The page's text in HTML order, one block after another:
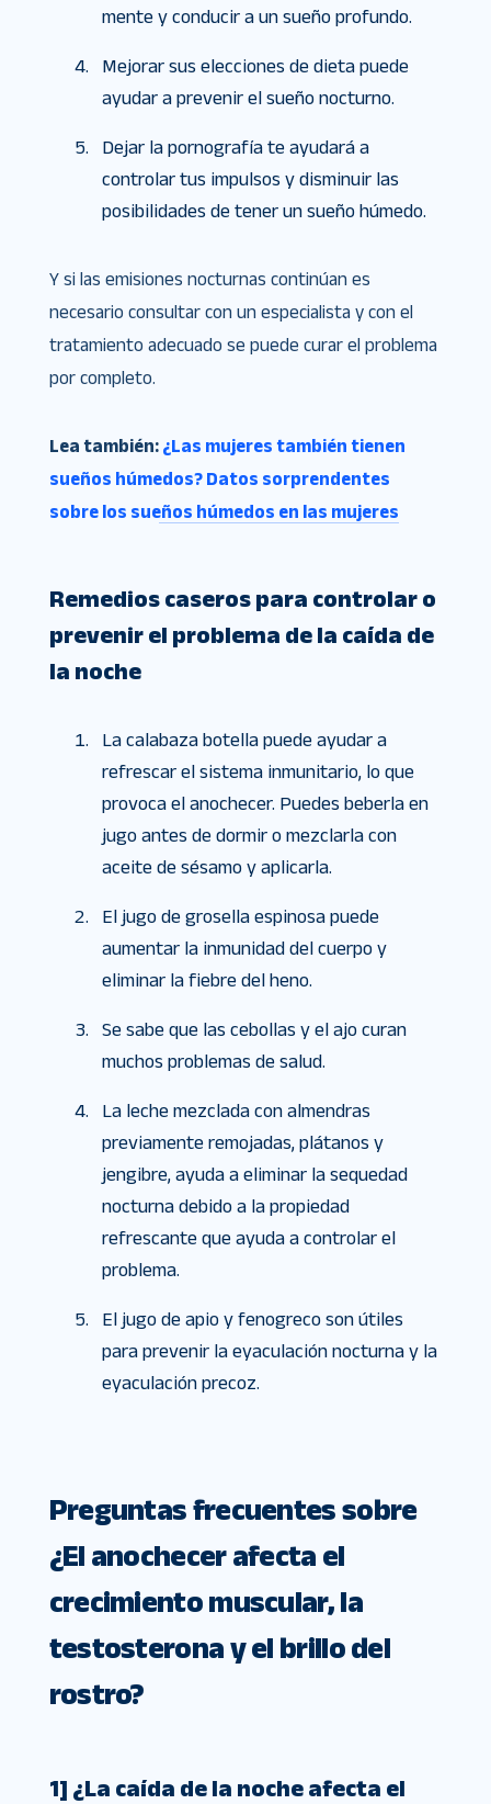
mente y conducir a un sueño profundo.
Mejorar sus elecciones de dieta puede
ayudar a prevenir el sueño nocturno.
Dejar la pornografía te ayudará a
controlar tus impulsos y disminuir las
posibilidades de tener un sueño húmedo.
Y si las emisiones nocturnas continúan es
necesario consultar con un especialista y con el
tratamiento adecuado se puede curar el problema
por completo.
Lea también:¿Las mujeres también tienen
sueños húmedos? Datos sorprendentes
sobre los sueños húmedos en las mujeres
Remedios caseros para controlar o
prevenir el problema de la caída de
la noche
La calabaza botella puede ayudar a
refrescar el sistema inmunitario, lo que
provoca el anochecer. Puedes beberla en
jugo antes de dormir o mezclarla con
aceite de sésamo y aplicarla.
El jugo de grosella espinosa puede
aumentar la inmunidad del cuerpo y
eliminar la fiebre del heno.
Se sabe que las cebollas y el ajo curan
muchos problemas de salud.
La leche mezclada con almendras
previamente remojadas, plátanos y
jengibre, ayuda a eliminar la sequedad
nocturna debido a la propiedad
refrescante que ayuda a controlar el
problema.
El jugo de apio y fenogreco son útiles
para prevenir la eyaculación nocturna y la
eyaculación precoz.
Preguntas frecuentes sobre
¿El anochecer afecta el
crecimiento muscular, la
testosterona y el brillo del
rostro?
1] ¿La caída de la noche afecta el